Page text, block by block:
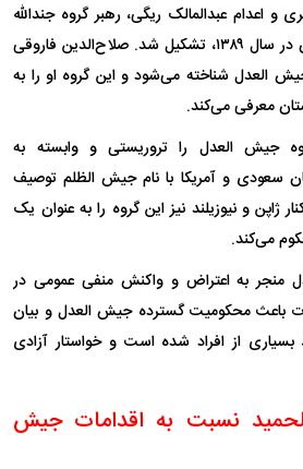
اعدام عبدالمالک ریگی، رهبر گروه جندالله
توسط جمهوری اسلامی ایران در سال ۱۳۸۹، تشکیل شد. صلاح‌الدین فاروقی
رهبر جیش العدل شناخته می‌شود و این گروه او را به
معرفی می‌کند.
جیش العدل را تروریستی و وابسته به
سعودی و آمریکا با نام جیش الظلم توصیف
ژاپن و نیوزیلند نیز این گروه را به عنوان یک
می‌کند.
منجر به اعتراض و واکنش منفی عمومی در
باعث محکومیت گسترده جیش العدل و بیان
از افراد شده است و خواستار آزادی
نسبت به اقدامات جیش